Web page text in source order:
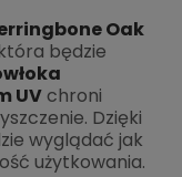
Oak
będzie
UVchroni
Dzięki
wyglądać jak
użytkowania.